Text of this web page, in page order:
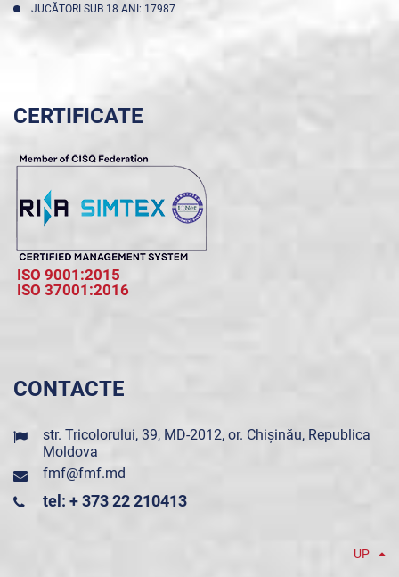
JUCĂTORI SUB 18 ANI: 17987
CERTIFICATE
ISO 9001:2015
ISO 37001:2016
CONTACTE
str. Tricolorului, 39, MD-2012, or. Chișinău, Republica
Moldova
fmf@fmf.md
tel: + 373 22 210413
UP